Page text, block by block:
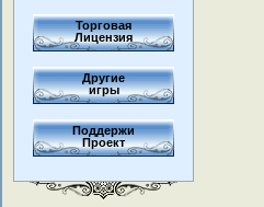
Торговая
Лицензия
Другие
игры
Поддержи
Проект